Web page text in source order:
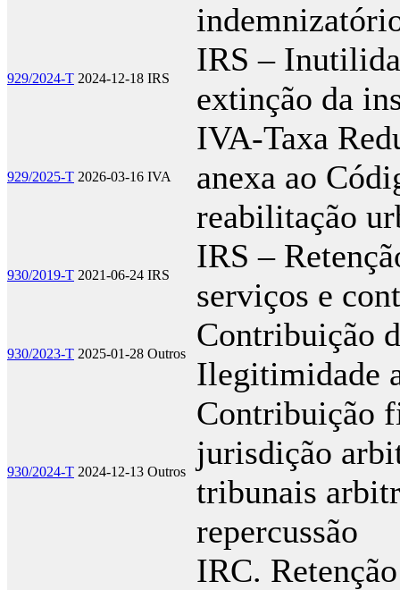
929/2024-T 2024-12-18 IRS
IRS –
extinção da
929/2025-T 2026-03-16 IVA
IVA-Taxa
anexa ao
reabilitação
930/2019-T 2021-06-24 IRS
IRS –
serviços e
930/2023-T 2025-01-28 Outros
Contribuição
Ilegitimidade
930/2024-T 2024-12-13 Outros
Contribuição
jurisdição
tribunais
repercussão
IRC.